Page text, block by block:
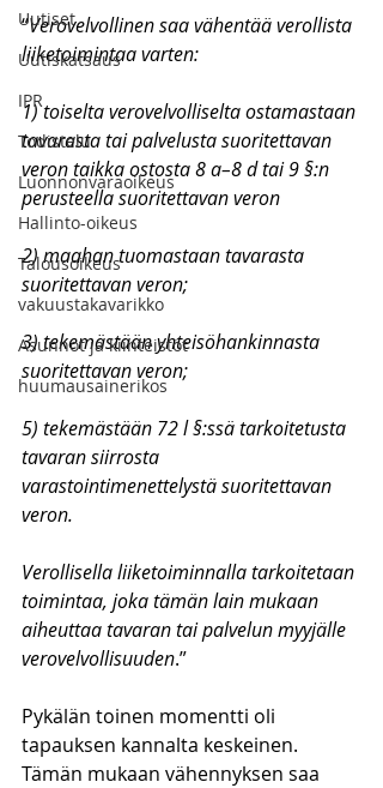
Uutiset
Uutiskatsaus
IPR
Todistelu
Luonnonvaraoikeus
Hallinto-oikeus
Talousoikeus
vakuustakavarikko
Asunnot ja kiinteistöt
huumausainerikos
“Verovelvollinen saa vähentää verollista
liiketoimintaa varten:
1) toiselta verovelvolliselta ostamastaan
tavarasta tai palvelusta suoritettavan
veron taikka ostosta 8 a–8 d tai 9 §:n
perusteella suoritettavan veron
2) maahan tuomastaan tavarasta
suoritettavan veron;
3) tekemästään yhteisöhankinnasta
suoritettavan veron;
5) tekemästään 72 l §:ssä tarkoitetusta
tavaran siirrosta
varastointimenettelystä suoritettavan
veron.
Verollisella liiketoiminnalla tarkoitetaan
toimintaa, joka tämän lain mukaan
aiheuttaa tavaran tai palvelun myyjälle
verovelvollisuuden.”
Pykälän toinen momentti oli
tapauksen kannalta keskeinen.
Tämän mukaan vähennyksen saa